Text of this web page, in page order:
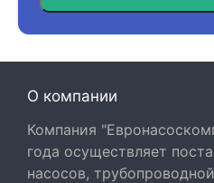
О компании
Компания
года осуществляет
насосов,